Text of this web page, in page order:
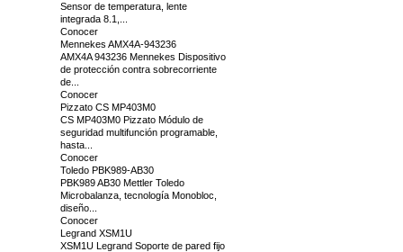
Sensor de temperatura, lente
integrada 8.1,...
Conocer
Mennekes AMX4A-943236
AMX4A 943236 Mennekes Dispositivo
de protección contra sobrecorriente
de...
Conocer
Pizzato CS MP403M0
CS MP403M0 Pizzato Módulo de
seguridad multifunción programable,
hasta...
Conocer
Toledo PBK989-AB30
PBK989 AB30 Mettler Toledo
Microbalanza, tecnología Monobloc,
diseño...
Conocer
Legrand XSM1U
XSM1U Legrand Soporte de pared fijo